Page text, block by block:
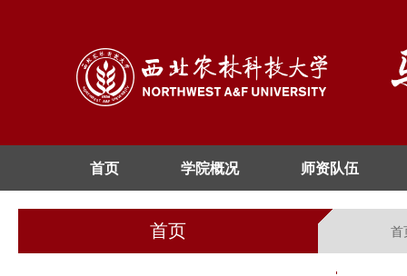
首页 学院概况 师资队伍
首页 首